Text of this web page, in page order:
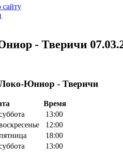
- Тверичи
Локо-Юниор - Тверичи
Время
13:00
12:00
18:00
13:00